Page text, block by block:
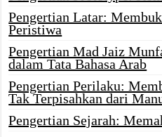
Pengertian Latar:
Peristiwa
Pengertian Mad Jaiz
dalam Tata Bahasa Arab
Pengertian Perilaku:
Tak Terpisahkan dari
Pengertian Sejarah: